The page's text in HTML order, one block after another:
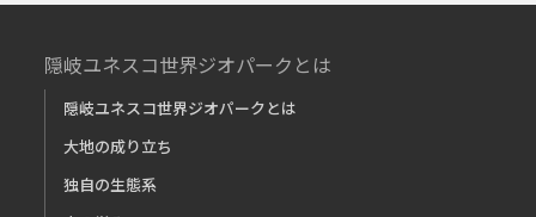
隠岐ユネスコ世界ジオパークとは
隠岐ユネスコ世界ジオパークとは
大地の成り立ち
独自の生態系